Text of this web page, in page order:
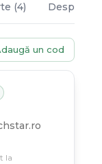
(4) Despre
un cod
la